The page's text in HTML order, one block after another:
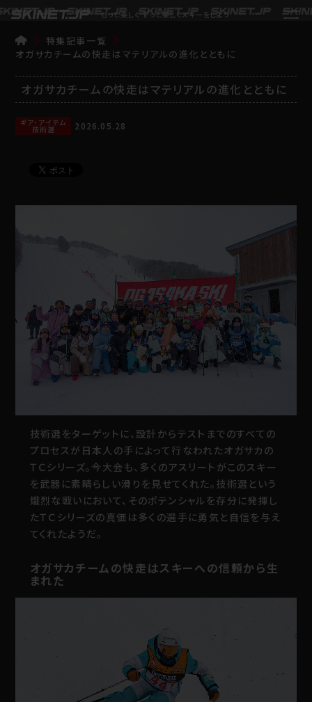
もっと楽しく ずっと楽しくスキーをしよう
TOP
特集記事一覧
オガサカチームの快走はマテリアルの進化とともに
オガサカチームの快走はマテリアルの進化とともに
ギア・アイテム
技術選 2026.05.28
技術選をターゲットに、設計からテストまでのすべての
プロセスが日本人の手によって行なわれたオガサカの
ＴＣシリーズ。今大会も、多くのアスリートがこのスキー
を武器に素晴らしい滑りを見せてくれた。技術選という
熾烈な戦いにおいて、そのポテンシャルを存分に発揮し
たＴＣシリーズの真価は多くの選手に勇気と自信を与え
てくれたようだ。
オガサカチームの快走はスキーへの信頼から生
まれた